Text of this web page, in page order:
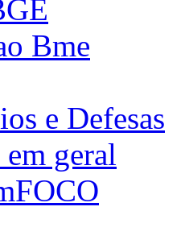
Bme
e Defesas
geral